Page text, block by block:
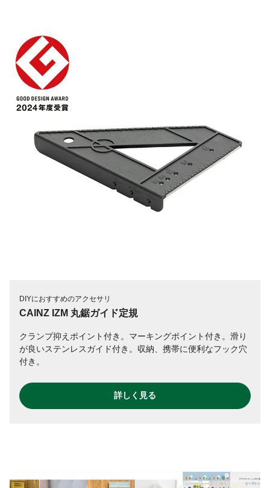
DIYにおすすめのアクセサリ
CAINZ IZM 丸鋸ガイド定規
クランプ抑えポイント付き。マーキングポイント付き。滑り
が良いステンレスガイド付き。収納、携帯に便利なフック穴
付き。
詳しく見る